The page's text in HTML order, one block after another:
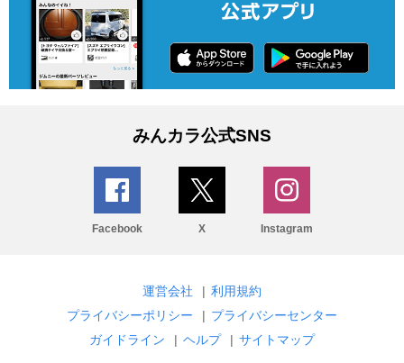
みんカラ公式SNS
Facebook X Instagram
運営会社 | 利用規約
プライバシーポリシー
| プライバシーセンター
ガイドライン
| ヘルプ | サイトマップ